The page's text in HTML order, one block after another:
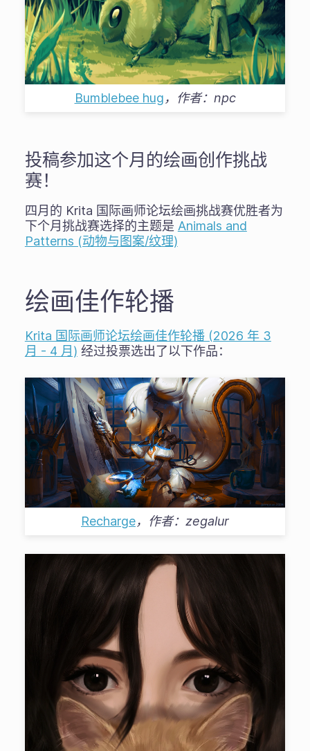
Bumblebee hug，作者： npc
投稿参加这个月的绘画创作挑战
赛！
四月的 Krita 国际画师论坛绘画挑战赛优胜者为
下个月挑战赛选择的主题是 Animals and
Patterns (动物与图案/纹理)
绘画佳作轮播
Krita 国际画师论坛绘画佳作轮播 (2026 年 3
月 - 4 月) 经过投票选出了以下作品：
Recharge，作者： zegalur